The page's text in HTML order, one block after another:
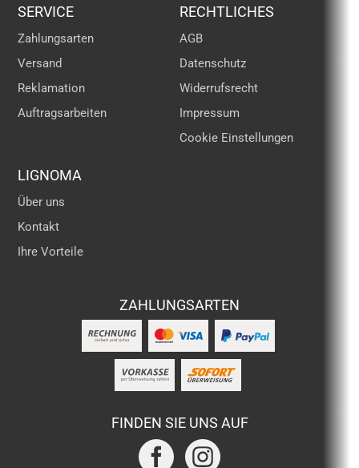
SERVICE
Zahlungsarten
Versand
Reklamation
Auftragsarbeiten
RECHTLICHES
AGB
Datenschutz
Widerrufsrecht
Impressum
Cookie Einstellungen
LIGNOMA
Über uns
Kontakt
Ihre Vorteile
ZAHLUNGSARTEN
FINDEN SIE UNS AUF